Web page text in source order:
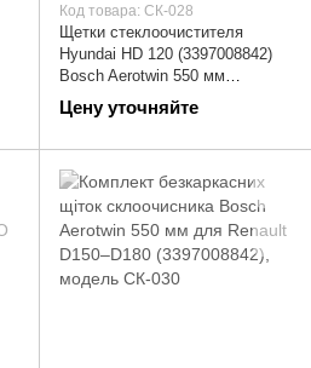
Код товара: СК-028
Щетки стеклоочистителя
Hyundai HD 120 (3397008842)
Bosch Aerotwin 550 мм
(дворники) | СК-028
Цену уточняйте